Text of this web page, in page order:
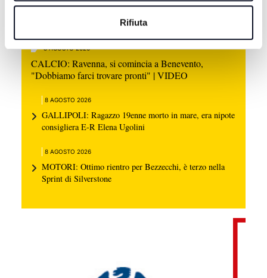
Rifiuta
8 AGOSTO 2026
CALCIO: Ravenna, si comincia a Benevento,
"Dobbiamo farci trovare pronti" | VIDEO
8 AGOSTO 2026
GALLIPOLI: Ragazzo 19enne morto in mare, era nipote
consigliera E-R Elena Ugolini
8 AGOSTO 2026
MOTORI: Ottimo rientro per Bezzecchi, è terzo nella
Sprint di Silverstone